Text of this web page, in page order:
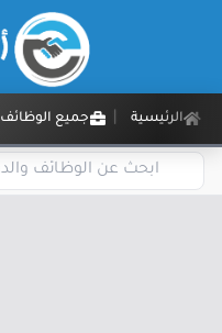
الرئيسية جميع الوظائف